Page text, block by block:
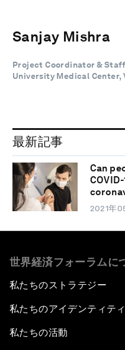
Sanjay Mishra
Project Coordinator &
University Medical
最新記事
Can
2021年
世界経済フォーラムに
私たちのストラテジー
私たちのアイデンティティ
私たちの活動